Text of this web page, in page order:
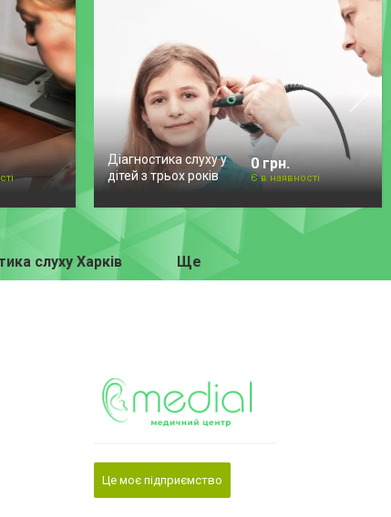
Діагностика слуху у
дітей з трьох років
0 грн.
Є в наявності
слуху Харків Ще
Це моє підприємство